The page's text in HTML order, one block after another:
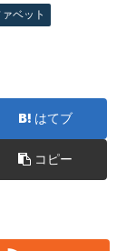
ベット
はてブ
コピー